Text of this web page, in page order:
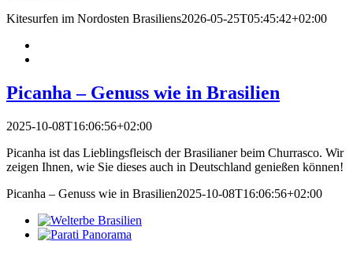
Kitesurfen im Nordosten Brasiliens2026-05-25T05:45:42+02:00
Picanha – Genuss wie in Brasilien
2025-10-08T16:06:56+02:00
Picanha ist das Lieblingsfleisch der Brasilianer beim Churrasco. Wir
zeigen Ihnen, wie Sie dieses auch in Deutschland genießen können!
Picanha – Genuss wie in Brasilien2025-10-08T16:06:56+02:00